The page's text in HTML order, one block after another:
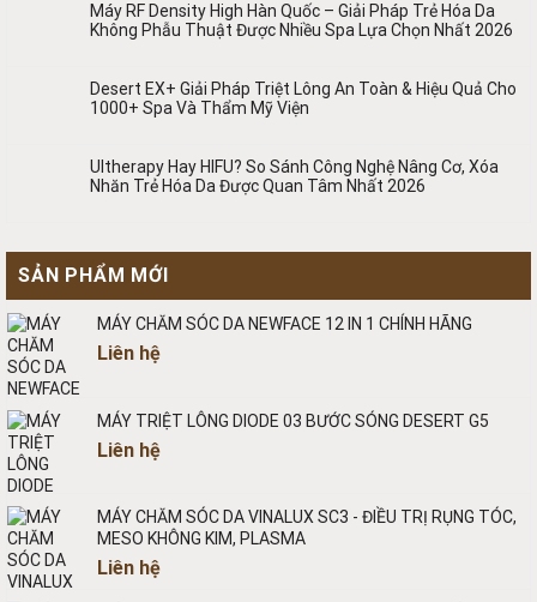
Máy RF Density High Hàn Quốc – Giải Pháp Trẻ Hóa Da
Không Phẫu Thuật Được Nhiều Spa Lựa Chọn Nhất 2026
Desert EX+ Giải Pháp Triệt Lông An Toàn & Hiệu Quả Cho
1000+ Spa Và Thẩm Mỹ Viện
Ultherapy Hay HIFU? So Sánh Công Nghệ Nâng Cơ, Xóa
Nhăn Trẻ Hóa Da Được Quan Tâm Nhất 2026
SẢN PHẨM MỚI
MÁY CHĂM SÓC DA NEWFACE 12 IN 1 CHÍNH HÃNG
Liên hệ
MÁY TRIỆT LÔNG DIODE 03 BƯỚC SÓNG DESERT G5
Liên hệ
MÁY CHĂM SÓC DA VINALUX SC3 - ĐIỀU TRỊ RỤNG TÓC,
MESO KHÔNG KIM, PLASMA
Liên hệ